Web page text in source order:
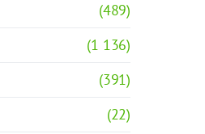
(489)
(1 136)
(391)
(22)